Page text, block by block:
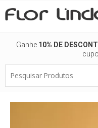
para
Ganhe 10% DE
Produtos